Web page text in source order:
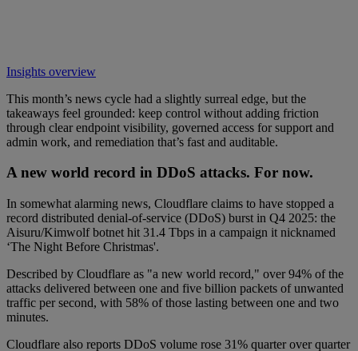
Insights overview
This month’s news cycle had a slightly surreal edge, but the
takeaways feel grounded: keep control without adding friction
through clear endpoint visibility, governed access for support and
admin work, and remediation that’s fast and auditable.
A new world record in DDoS attacks. For now.
In somewhat alarming news, Cloudflare claims to have stopped a
record distributed denial-of-service (DDoS) burst in Q4 2025: the
Aisuru/Kimwolf botnet hit 31.4 Tbps in a campaign it nicknamed
‘The Night Before Christmas'.
Described by Cloudflare as "a new world record," over 94% of the
attacks delivered between one and five billion packets of unwanted
traffic per second, with 58% of those lasting between one and two
minutes.
Cloudflare also reports DDoS volume rose 31% quarter over quarter